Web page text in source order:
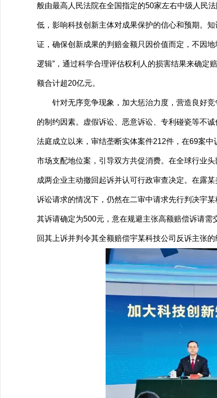
般由最高人民法院在全国指定的50家左右中级人民
低，影响科技创新主体对成果保护的信心和预期。
证，确保创新成果的判赔金额只因价值而定，不因
逻辑”，通过科学合理评估权利人的损害结果来确定
额合计超20亿元。
针对无序竞争现象，加大惩治力度，营造良好竞
的制约因素。虚假诉讼、恶意诉讼、专利碰瓷等不
法庭成立以来，审结垄断实体案件212件，在69案
市场支配地位案，引导双方共促消费。在全球行业
成两企业主动撤回起诉并认可行政审查决定。在露
诉讼请求的情况下，仍然在二审中请求先行判决宇
其诉请确定为500元，意在规避主张高额赔偿诉请需
回其上诉并判令其全额赔偿宇某科技公司反诉主张